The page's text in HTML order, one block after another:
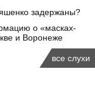
задержаны?
о «масках-
и Воронеже
все слухи